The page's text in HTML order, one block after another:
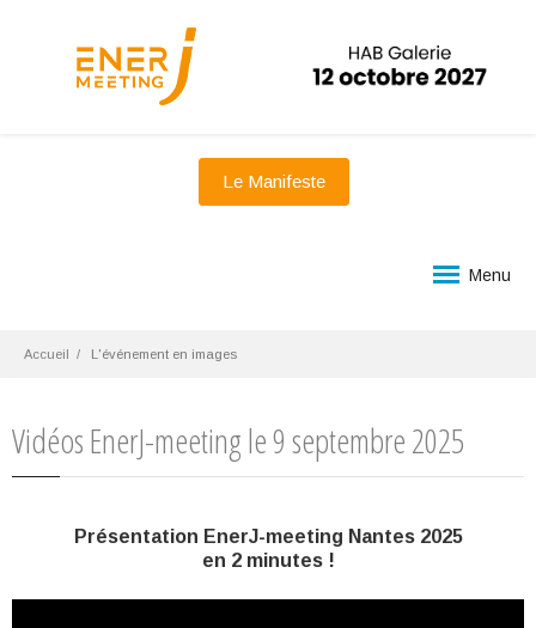
Le Manifeste
Menu
Accueil L'événement en images
Vidéos EnerJ-meeting le 9 septembre 2025
Présentation EnerJ-meeting Nantes 2025
en 2 minutes !